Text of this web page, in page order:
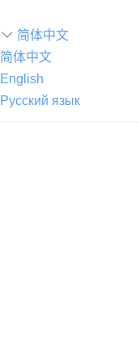
ꀅ 简体中文
简体中文
English
Русский язык